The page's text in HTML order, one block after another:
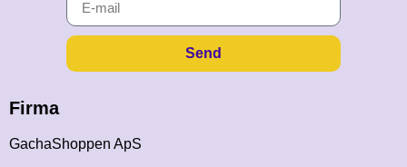
Send
Firma
GachaShoppen ApS